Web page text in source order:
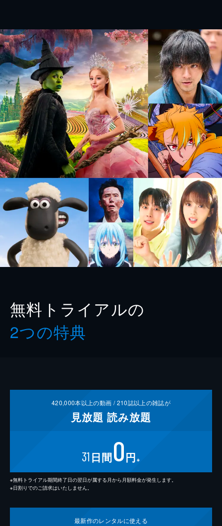
無料トライアルの
2つの特典
420,000本以上の動画 /210誌以上の雑誌が
見放題 読み放題
31 日間0円 ※
※無料トライアル期間終了日の翌日が属する月から月額料金が発生します。
※日割りでのご請求はいたしません。
最新作のレンタルに使える